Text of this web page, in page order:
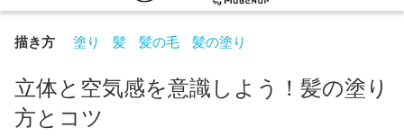
描き方 塗り 髪 髪の毛 髪の塗り
立体と空気感を意識しよう！髪の塗り
方とコツ